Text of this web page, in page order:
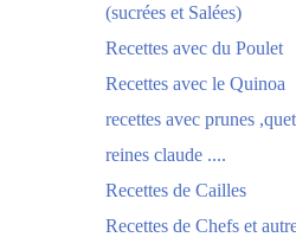
(sucrées et Salées)
Recettes avec du Poulet
Recettes avec le Quinoa
recettes avec prunes
reines claude ....
Recettes de Cailles
Recettes de Chefs et